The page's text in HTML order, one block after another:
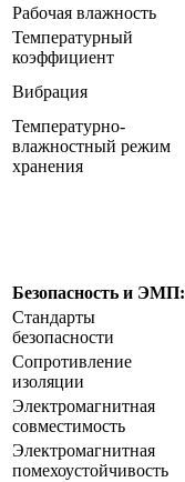
Рабочая влажность
Температурный
коэффициент
Вибрация
Температурно-
влажностный режим
хранения
Безопасность и ЭМП:
Стандарты
безопасности
Сопротивление
изоляции
Электромагнитная
совместимость
Электромагнитная
помехоустойчивость